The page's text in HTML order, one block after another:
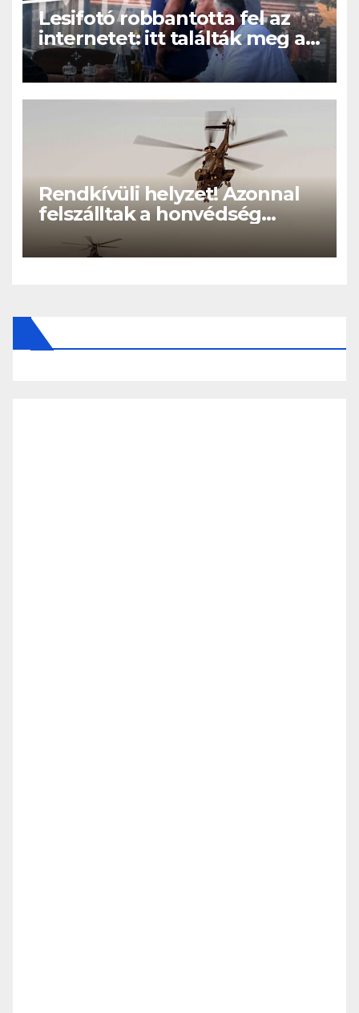
Lesifotó robbantotta fel az
internetet: itt találták meg az
eltűnt Orbán Viktort!
Rendkívüli helyzet! Azonnal
felszálltak a honvédség
helikopterei, óriási a baj
Magyarországon! – Kiadták a